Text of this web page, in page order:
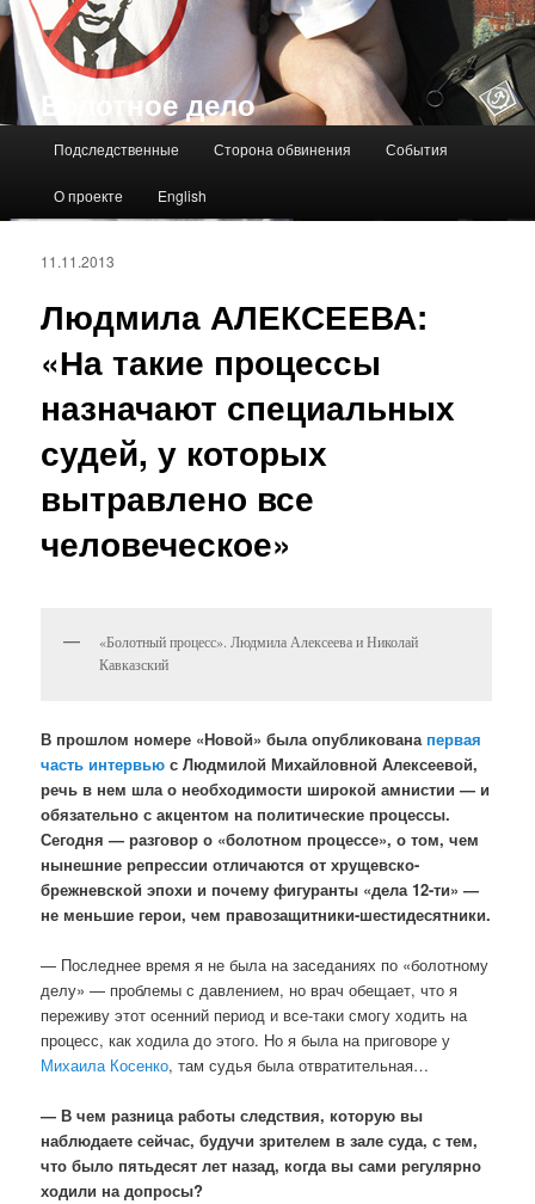
Болотное дело
Подследственные Сторона обвинения События
О проекте English
Людмила АЛЕКСЕЕВА:
«На такие процессы
назначают специальных
судей, у которых
вытравлено все
человеческое»
11.11.2013
«Болотный процесс». Людмила Алексеева и Николай
Кавказский
В прошлом номере «Новой» была опубликована первая
часть интервью с Людмилой Михайловной Алексеевой,
речь в нем шла о необходимости широкой амнистии — и
обязательно с акцентом на политические процессы.
Сегодня — разговор о «болотном процессе», о том, чем
нынешние репрессии отличаются от хрущевско-
брежневской эпохи и почему фигуранты «дела 12-ти» —
не меньшие герои, чем правозащитники-шестидесятники.
— Последнее время я не была на заседаниях по «болотному
делу» — проблемы с давлением, но врач обещает, что я
переживу этот осенний период и все-таки смогу ходить на
процесс, как ходила до этого. Но я была на приговоре у
Михаила Косенко, там судья была отвратительная…
— В чем разница работы следствия, которую вы
наблюдаете сейчас, будучи зрителем в зале суда, с тем,
что было пятьдесят лет назад, когда вы сами регулярно
ходили на допросы?